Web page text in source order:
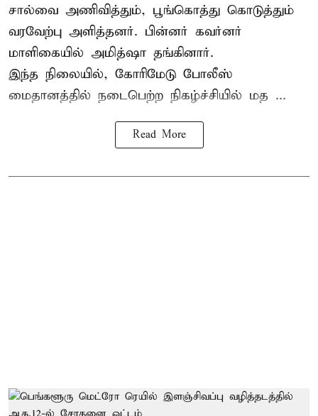
சால்வை அணிவித்தும், பூங்கொத்து கொடுத்தும்
வரவேற்பு அளித்தனர். பின்னர் கவர்னர்
மாளிகையில் அமித்ஷா தங்கினார்.
இந்த நிலையில், கோரிமேடு போலீஸ்
மைதானத்தில் நடைபெற்ற நிகழ்ச்சியில் மத ...
Read More